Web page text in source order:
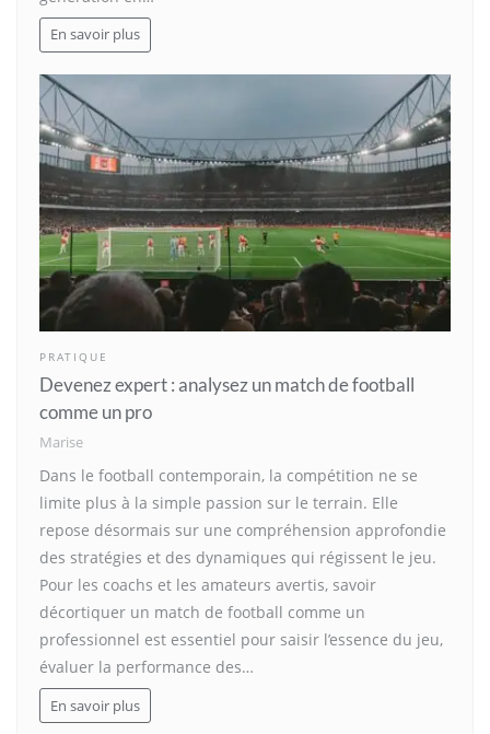
En savoir plus
PRATIQUE
Devenez expert : analysez un match de football
comme un pro
Marise
Dans le football contemporain, la compétition ne se
limite plus à la simple passion sur le terrain. Elle
repose désormais sur une compréhension approfondie
des stratégies et des dynamiques qui régissent le jeu.
Pour les coachs et les amateurs avertis, savoir
décortiquer un match de football comme un
professionnel est essentiel pour saisir l’essence du jeu,
évaluer la performance des…
En savoir plus